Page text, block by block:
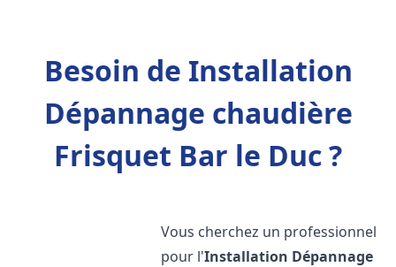
Besoin de Installation
Dépannage chaudière
Frisquet Bar le Duc ?
Vous cherchez un professionnel
pour l'Installation Dépannage